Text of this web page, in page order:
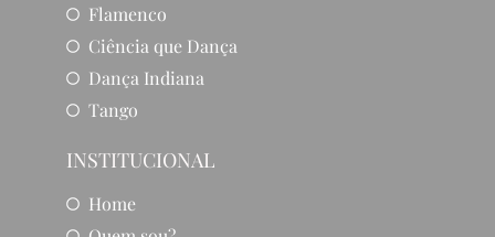
Flamenco
Ciência que Dança
Dança Indiana
Tango
INSTITUCIONAL
Home